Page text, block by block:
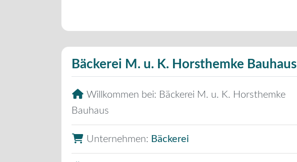
Bäckerei M. u. K. Horsthemke Bauhaus
Willkommen bei: Bäckerei M. u. K. Horsthemke
Bauhaus
Unternehmen: Bäckerei